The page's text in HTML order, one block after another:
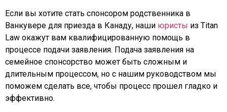
Если вы хотите стать спонсором родственника в
Ванкувере для приезда в Канаду, наши юристы из Titan
Law окажут вам квалифицированную помощь в
процессе подачи заявления. Подача заявления на
семейное спонсорство может быть сложным и
длительным процессом, но с нашим руководством мы
поможем сделать все, чтобы процесс прошел гладко и
эффективно.